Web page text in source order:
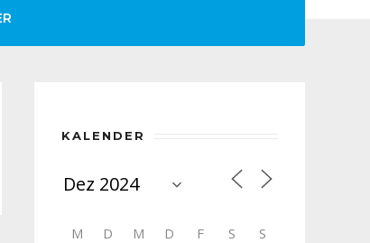
KALENDER
M D M D F S S